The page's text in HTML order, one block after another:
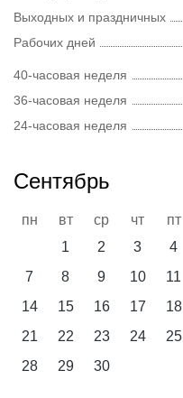
Выходных и праздничных
Рабочих дней
40-часовая неделя
36-часовая неделя
24-часовая неделя
Сентябрь
пн вт ср чт пт
1
2 3 4
7
8 9 10 11
14
15 16 17 18
21
22 23 24 25
28
29 30